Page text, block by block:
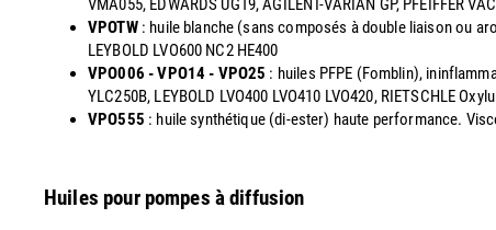
VMA055, EDWARDS UG19, AGILENT-VARIAN GP, PFEIFFER
VPOTW: huile blanche (sans composés à double liaison ou
LEYBOLD LVO600 NC2 HE400
VPO006 - VPO14 - VPO25 : huiles PFPE (Fomblin),
YLC250B, LEYBOLD LVO400 LVO410 LVO420, RIETSCHLE
VPO555 : huile synthétique (di-ester) haute performance.
Huiles pour pompes à diffusion